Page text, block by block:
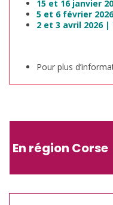
15 et 16 janvier
5 et 6 février
2 et 3 avril 2026 |
Pour plus
En région Corse